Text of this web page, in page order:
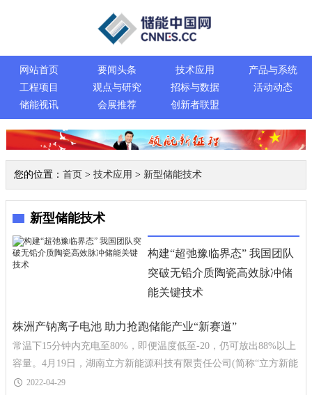
网站首页 要闻头条 技术应用
产品与系统
工程项目
观点与研究 招标与数据
活动动态
储能视讯
会展推荐 创新者联盟
您的位置： 首页> 技术应用 > 新型储能技术
新型储能技术
构建“超弛豫临界态” 我国团队
突破无铅介质陶瓷高效脉冲储
能关键技术
株洲产钠离子电池 助力抢跑储能产业“新赛道”
常温下15分钟内充电至80%，即便温度低至-20，仍可放出88%以上
容量。4月19日，湖南立方新能源科技有限责任公司(简称“立方新能
源”)发布第一代钠离子电池，该电池无故障快
2022-04-29